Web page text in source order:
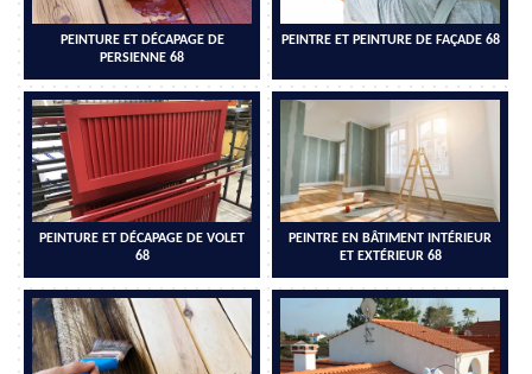
PEINTURE ET DÉCAPAGE DE
PERSIENNE 68
PEINTRE ET PEINTURE DE FAÇADE 68
PEINTURE ET DÉCAPAGE DE VOLET
68
PEINTRE EN BÂTIMENT INTÉRIEUR
ET EXTÉRIEUR 68